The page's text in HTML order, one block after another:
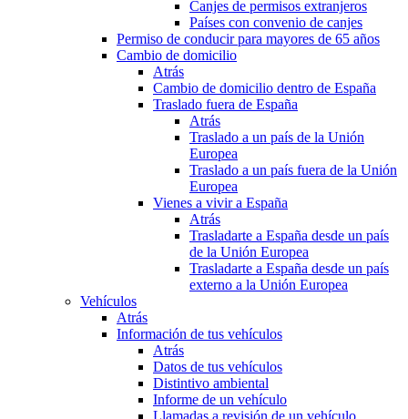
Canjes de permisos extranjeros
Países con convenio de canjes
Permiso de conducir para mayores de 65 años
Cambio de domicilio
Atrás
Cambio de domicilio dentro de España
Traslado fuera de España
Atrás
Traslado a un país de la Unión
Europea
Traslado a un país fuera de la Unión
Europea
Vienes a vivir a España
Atrás
Trasladarte a España desde un país
de la Unión Europea
Trasladarte a España desde un país
externo a la Unión Europea
Vehículos
Atrás
Información de tus vehículos
Atrás
Datos de tus vehículos
Distintivo ambiental
Informe de un vehículo